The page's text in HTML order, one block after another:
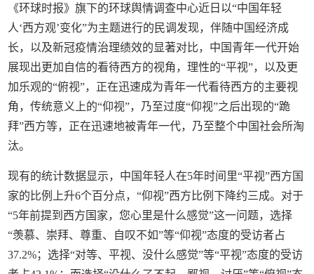
《环球时报》旗下的环球舆情调查中心近日以“中国年轻
人‘西方观’变化”为主题进行的民调发现，伴随中国经济成
长，以及新冠疫情治理绩效的显著对比，中国青年一代开始
展现出更加自信的看待西方的视角，理性的“平视”，以及更
加乐观的“俯视”，正在迅速成为青年一代看待西方的主要视
角，传统意义上的“仰视”，乃至过度“仰视”之后出现的“跪
拜”西方等，正在迅速地被青年一代，乃至整个中国社会所淘
汰。
现有的统计数据显示，中国年轻人在5年时间里“平视”西方国
家的比例上升6个百分点，“仰视”西方比例下降约三成。对于
“5年前提到西方国家，您心里是什么感觉”这一问题，选择
“羡慕、崇拜、尊重、自叹不如”等“仰视”态度的受访者占
37.2%；选择“对等、平视、没什么感觉”等“平视”态度的受访